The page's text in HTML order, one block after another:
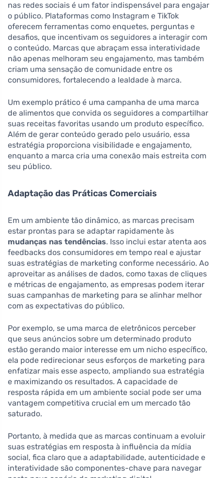
nas redes sociais é um fator indispensável para engajar
o público. Plataformas como Instagram e TikTok
oferecem ferramentas como enquetes, perguntas e
desafios, que incentivam os seguidores a interagir com
o conteúdo. Marcas que abraçam essa interatividade
não apenas melhoram seu engajamento, mas também
criam uma sensação de comunidade entre os
consumidores, fortalecendo a lealdade à marca.
Um exemplo prático é uma campanha de uma marca
de alimentos que convida os seguidores a compartilhar
suas receitas favoritas usando um produto específico.
Além de gerar conteúdo gerado pelo usuário, essa
estratégia proporciona visibilidade e engajamento,
enquanto a marca cria uma conexão mais estreita com
seu público.
Adaptação das Práticas Comerciais
Em um ambiente tão dinâmico, as marcas precisam
estar prontas para se adaptar rapidamente às
mudanças nas tendências. Isso inclui estar atenta aos
feedbacks dos consumidores em tempo real e ajustar
suas estratégias de marketing conforme necessário. Ao
aproveitar as análises de dados, como taxas de cliques
e métricas de engajamento, as empresas podem iterar
suas campanhas de marketing para se alinhar melhor
com as expectativas do público.
Por exemplo, se uma marca de eletrônicos perceber
que seus anúncios sobre um determinado produto
estão gerando maior interesse em um nicho específico,
ela pode redirecionar seus esforços de marketing para
enfatizar mais esse aspecto, ampliando sua estratégia
e maximizando os resultados. A capacidade de
resposta rápida em um ambiente social pode ser uma
vantagem competitiva crucial em um mercado tão
saturado.
Portanto, à medida que as marcas continuam a evoluir
suas estratégias em resposta à influência da mídia
social, fica claro que a adaptabilidade, autenticidade e
interatividade são componentes-chave para navegar